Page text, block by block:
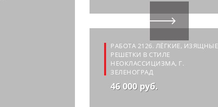
РАБОТА 2126. ЛЁГКИЕ, ИЗЯЩНЫЕ
РЕШЕТКИ В СТИЛЕ
НЕОКЛАССИЦИЗМА, Г.
ЗЕЛЕНОГРАД
46 000 руб.